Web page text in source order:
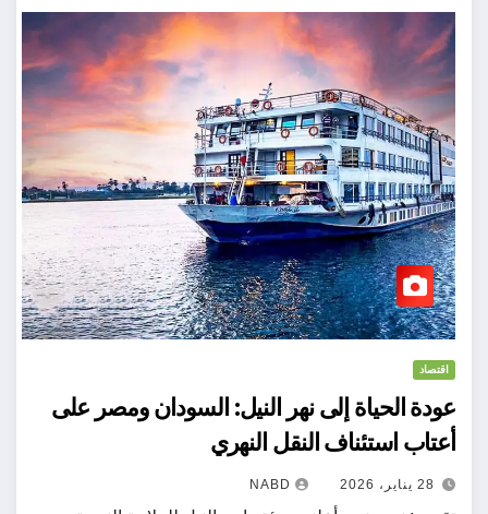
اقتصاد
عودة الحياة إلى نهر النيل: السودان ومصر على
أعتاب استئناف النقل النهري
28 يناير، 2026 NABD